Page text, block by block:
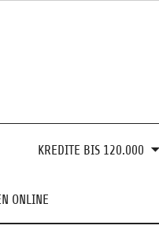
KREDITE BIS 120.000
ONLINE